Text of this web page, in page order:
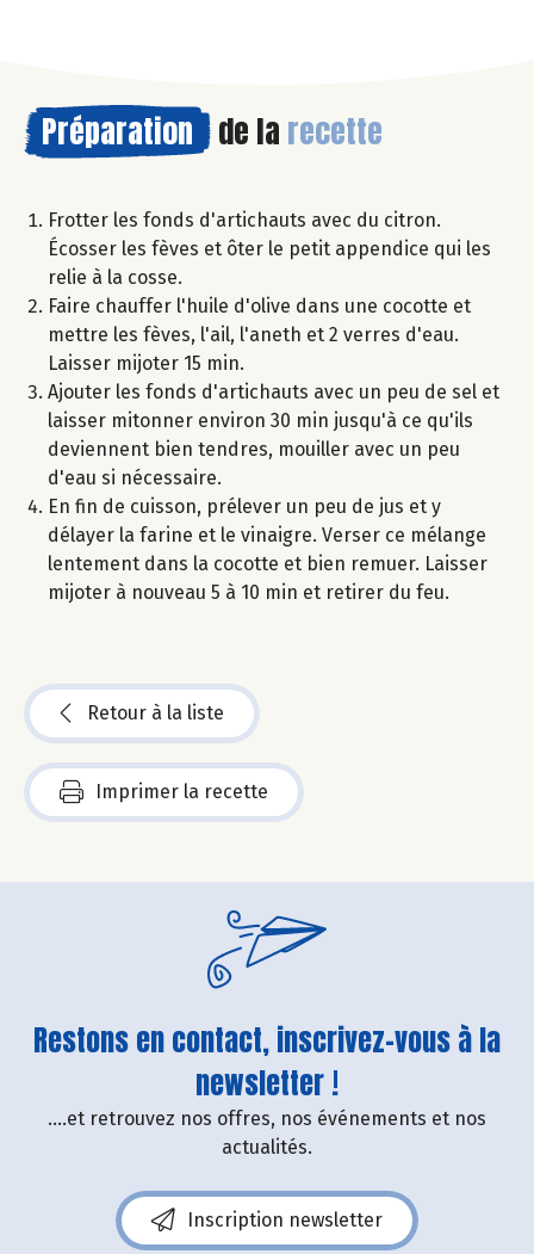
Préparation de la recette
Frotter les fonds d'artichauts avec du citron.
Écosser les fèves et ôter le petit appendice qui les
relie à la cosse.
Faire chauffer l'huile d'olive dans une cocotte et
mettre les fèves, l'ail, l'aneth et 2 verres d'eau.
Laisser mijoter 15 min.
Ajouter les fonds d'artichauts avec un peu de sel et
laisser mitonner environ 30 min jusqu'à ce qu'ils
deviennent bien tendres, mouiller avec un peu
d'eau si nécessaire.
En fin de cuisson, prélever un peu de jus et y
délayer la farine et le vinaigre. Verser ce mélange
lentement dans la cocotte et bien remuer. Laisser
mijoter à nouveau 5 à 10 min et retirer du feu.
Retour à la liste
Imprimer la recette
Restons en contact, inscrivez-vous à la
newsletter !
....et retrouvez nos offres, nos événements et nos
actualités.
Inscription newsletter